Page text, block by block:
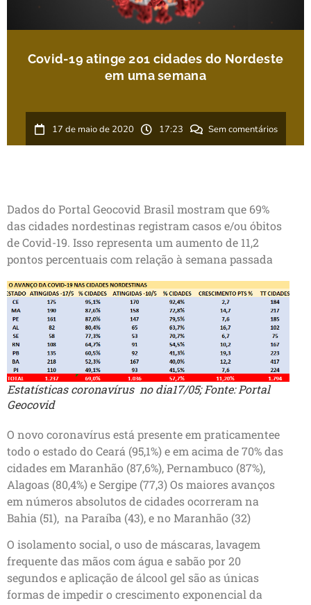
Covid-19 atinge 201 cidades do Nordeste
em uma semana
17 de maio de 2020 17:23 Sem comentários
Dados do Portal Geocovid Brasil mostram que 69%
das cidades nordestinas registram casos e/ou óbitos
de Covid-19. Isso representa um aumento de 11,2
pontos percentuais com relação à semana passada
Estatísticas coronavírus no dia17/05; Fonte: Portal
Geocovid
O novo coronavírus está presente em praticamentee
todo o estado do Ceará (95,1%) e em acima de 70% das
cidades em Maranhão (87,6%), Pernambuco (87%),
Alagoas (80,4%) e Sergipe (77,3) Os maiores avanços
em números absolutos de cidades ocorreram na
Bahia (51), na Paraíba (43), e no Maranhão (32)
O isolamento social, o uso de máscaras, lavagem
frequente das mãos com água e sabão por 20
segundos e aplicação de álcool gel são as únicas
formas de impedir o crescimento exponencial da